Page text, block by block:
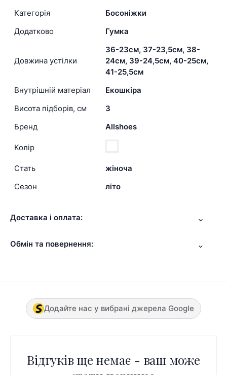
Категорія
Босоніжки
Додатково
Гумка
Довжина устілки
36-23см, 37-23,5см, 38-
24см, 39-24,5см, 40-25см,
41-25,5см
Внутрішній матеріал
Екошкіра
Висота підборів, см
3
Бренд
Allshoes
Колір
Стать
жіноча
Сезон
літо
Доставка і оплата:
Обмін та повернення:
Додайте нас у вибрані джерела Google
Відгуків ще немає - ваш може